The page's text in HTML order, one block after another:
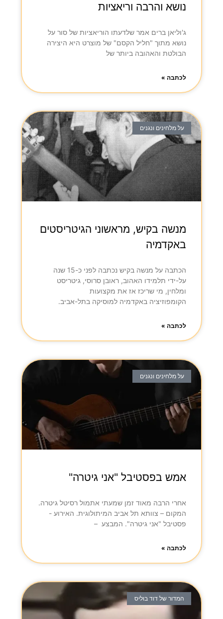
נושא והרבה וריאציות
ג'וליאן ברים אמר שלדעתו הוריאציות של סור על
נושא מתוך "חליל הקסם" של מוצרט היא היצירה
הבולטת והאהובה ביותר של
לכתבה »
על מלחינים ונגנים
מנשה בקיש, מראשוני הגיטריסטים
באקדמיה
הכתבה על מנשה בקיש נכתבה לפני כ-15 שנה
על-ידי תלמידו האהוב, ראובן סרוסי, גיטריסט
ומלחין, מי שריכז אז את מקצועות
הקומפוזיציה באקדמיה למוסיקה בתל-אביב.
לכתבה »
על מלחינים ונגנים
אמש בפסטיבל "אני גיטרה"
אחרי הרבה מאוד זמן שמעתי אתמול רסיטל גיטרה.
המקום – צוותא תל אביב המיתולוגית. האירוע -
פסטיבל "אני גיטרה". המבצע –
לכתבה »
המדור של דוד בוליס